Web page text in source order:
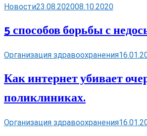
Новости23.08.202008.10.2020
5 способов борьбы с
Организация здравоохранения
Как интернет убивает
поликлиниках.
Организация здравоохранения